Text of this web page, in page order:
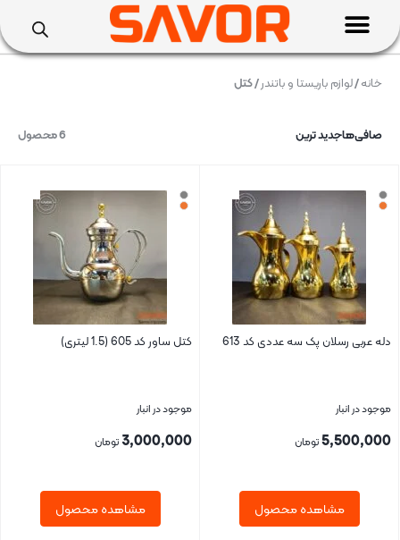
خانه/لوازم باریستا و باتندر/ کتل
6 محصول صافی‌هاجدید ترین
دله عربی رسلان پک سه عددی کد 613
موجود در انبار
5,500,000تومان
مشاهده محصول
کتل ساور کد 605 (1.5 لیتری)
موجود در انبار
3,000,000 تومان
مشاهده محصول